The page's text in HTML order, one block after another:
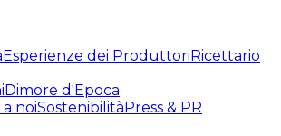
Esperienze dei ProduttoriRicettario
Dimore d'Epoca
noiSostenibilitàPress & PR